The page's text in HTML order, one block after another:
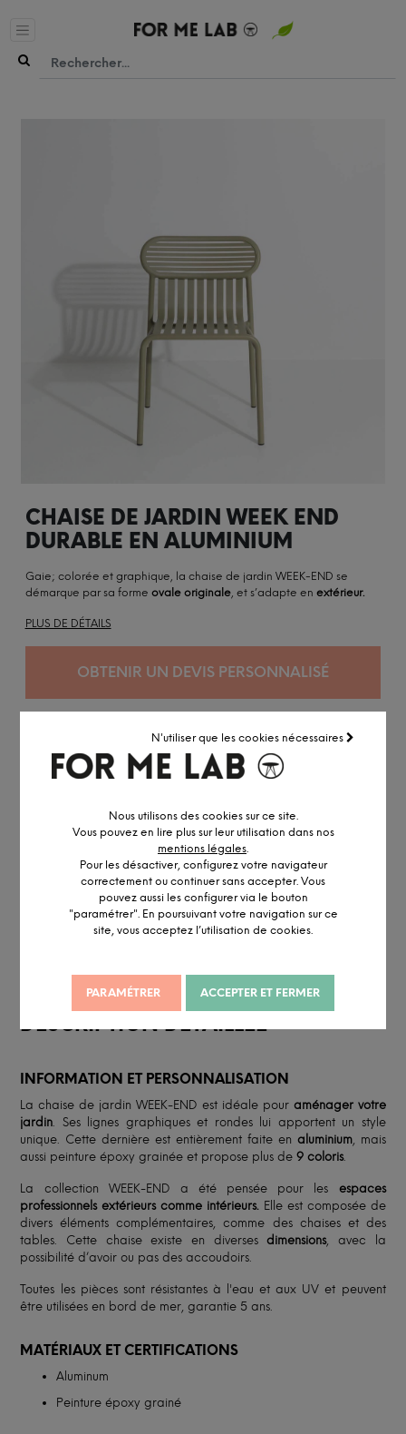
N'utiliser que les cookies nécessaires
Nous utilisons des cookies sur ce site.
Vous pouvez en lire plus sur leur utilisation dans nos
mentions légales.
Pour les désactiver, configurez votre navigateur
correctement ou continuer sans accepter. Vous
pouvez aussi les configurer via le bouton
"paramétrer". En poursuivant votre navigation sur ce
site, vous acceptez l’utilisation de cookies.
PARAMÉTRER ACCEPTER ET FERMER
CHAISE DE JARDIN WEEK END
DURABLE EN ALUMINIUM
Gaie; colorée et graphique, la chaise de jardin WEEK-END se
démarque par sa forme ovale originale, et s’adapte en extérieur.
PLUS DE DÉTAILS
OBTENIR UN DEVIS PERSONNALISÉ
FSC/PEFC
Réalisé en petite série
Accédez à notreservice pro
Conseil personnalisé par visio ouRDV showroom
Remise professionnelle
DESCRIPTION DÉTAILLÉE
INFORMATION ET PERSONNALISATION
La chaise de jardin WEEK-END est idéale pour aménager votre
jardin. Ses lignes graphiques et rondes lui apportent un style
unique. Cette dernière est entièrement faite en aluminium, mais
aussi peinture époxy grainée et propose plus de9 coloris.
La collection WEEK-END a été pensée pour les espaces
professionnels extérieurs comme intérieurs. Elle est composée de
divers éléments complémentaires, comme des chaises et des
tables. Cette chaise existe en diversesdimensions, avec la
possibilité d’avoir ou pas des accoudoirs.
Toutes les pièces sont résistantes à l'eau et aux UV et peuvent
être utilisées en bord de mer, garantie 5 ans.
MATÉRIAUX ET CERTIFICATIONS
Aluminum
Peinture époxy grainé